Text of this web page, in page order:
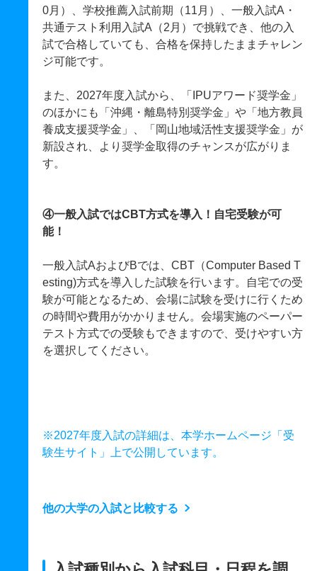
0月）、学校推薦入試前期（11月）、一般入試A・
共通テスト利用入試A（2月）で挑戦でき、他の入
試で合格していても、合格を保持したままチャレン
ジ可能です。
また、2027年度入試から、「IPUアワード奨学金」
のほかにも「沖縄・離島特別奨学金」や「地方教員
養成支援奨学金」、「岡山地域活性支援奨学金」が
新設され、より奨学金取得のチャンスが広がりま
す。
④一般入試ではCBT方式を導入！自宅受験が可
能！
一般入試AおよびBでは、CBT（Computer Based T
esting)方式を導入した試験を行います。自宅での受
験が可能となるため、会場に試験を受けに行くため
の時間や費用がかかりません。会場実施のペーパー
テスト方式での受験もできますので、受けやすい方
を選択してください。
※2027年度入試の詳細は、本学ホームページ「受
験生サイト」上で公開しています。
他の大学の入試と比較する